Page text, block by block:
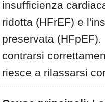
insufficienza
ridotta (HFrEF) e
preservata
contrarsi
riesce a rilassarsi